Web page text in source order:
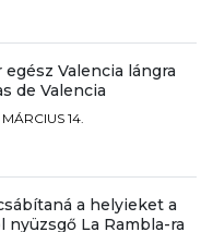
Valencia lángra
de Valencia
MÁRCIUS 14.
a helyieket a
La Rambla-ra